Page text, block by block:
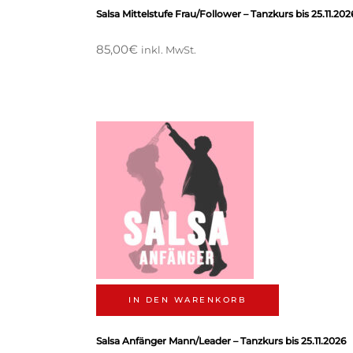
Salsa Mittelstufe Frau/Follower – Tanzkurs bis
85,00€ inkl. MwSt.
IN DEN WARENKORB
Salsa Anfänger Mann/Leader – Tanzkurs bis 25.11.2026